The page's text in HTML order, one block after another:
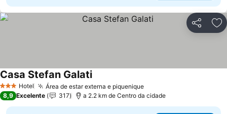
Partilhar
3 EstrelasHotel Área de estar externa e piqueniqueVer preços
Casa Stefan GalatiVer preços
8,9 Excelente 317 a 2.2 km de Centro da cidade